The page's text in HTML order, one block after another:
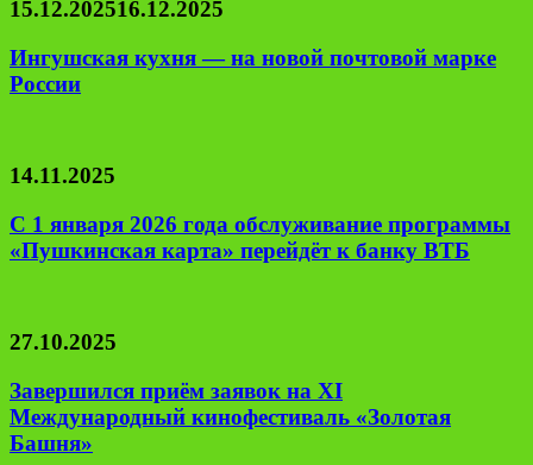
15.12.202516.12.2025
Ингушская кухня — на новой почтовой марке
России
14.11.2025
С 1 января 2026 года обслуживание программы
«Пушкинская карта» перейдёт к банку ВТБ
27.10.2025
Завершился приём заявок на XI
Международный кинофестиваль «Золотая
Башня»